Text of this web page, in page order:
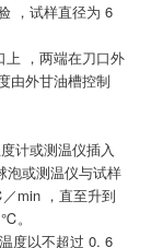
，试样直径为 6
上 ，两端在刀口外
由外甘油槽控制
计或测温仪插入
泡或测温仪与试样
min ，直至升到
。
度以不超过 0. 6